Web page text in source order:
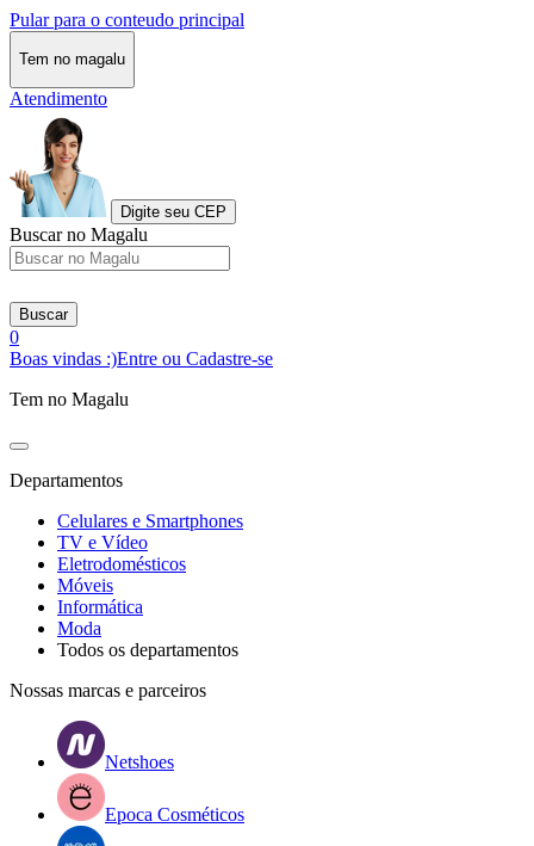
Pular para o conteudo principal
Tem no magalu
Atendimento
Digite seu CEP
Buscar no Magalu
Buscar
0
Boas vindas :)Entre ou Cadastre-se
Tem no Magalu
Departamentos
Celulares e Smartphones
TV e Vídeo
Eletrodomésticos
Móveis
Informática
Moda
Todos os departamentos
Nossas marcas e parceiros
Netshoes
Epoca Cosméticos